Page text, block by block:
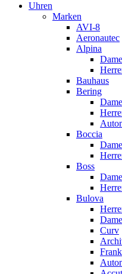
Uhren
Marken
AVI-8
Aeronautec
Alpina
Bauhaus
Bering
Boccia
Boss
Bulova
Curv